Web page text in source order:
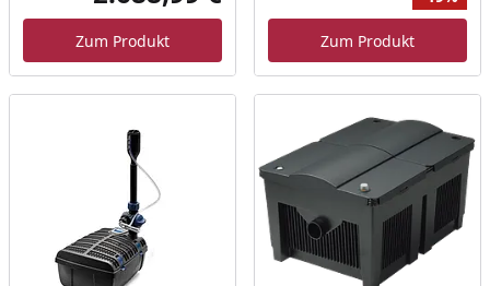
Ursprünglicher Preis
Zum Produkt Zum Produkt